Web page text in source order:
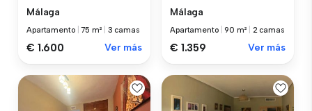
Málaga
Apartamento |75 m² 3 camas
€ 1.600 Ver más
Málaga
Apartamento |90 m² 2 camas
€ 1.359 Ver más